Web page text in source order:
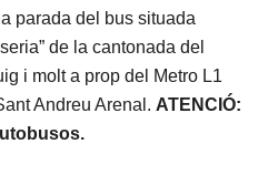
parada del bus situada
de la cantonada del
i molt a prop del Metro L1
Andreu Arenal. ATENCIÓ: